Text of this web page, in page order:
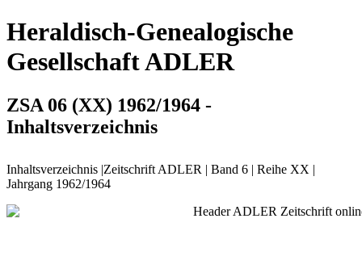
Heraldisch-Genealogische
Gesellschaft ADLER
ZSA 06 (XX) 1962/1964 -
Inhaltsverzeichnis
Inhaltsverzeichnis |Zeitschrift ADLER | Band 6 | Reihe XX |
Jahrgang 1962/1964